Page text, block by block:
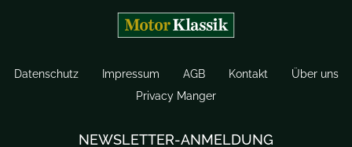
Datenschutz Impressum AGB Kontakt
Über uns
Privacy Manger
NEWSLETTER-ANMELDUNG